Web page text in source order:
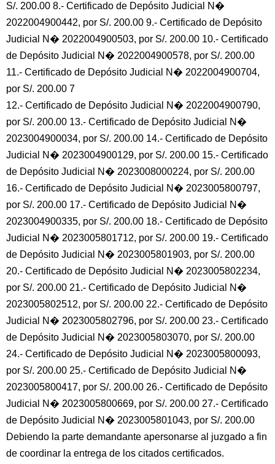
S/. 200.00 8.- Certificado de Depósito Judicial N�
2022004900442, por S/. 200.00 9.- Certificado de Depósito
Judicial N� 2022004900503, por S/. 200.00 10.- Certificado
de Depósito Judicial N� 2022004900578, por S/. 200.00
11.- Certificado de Depósito Judicial N� 2022004900704,
por S/. 200.00 7
12.- Certificado de Depósito Judicial N� 2022004900790,
por S/. 200.00 13.- Certificado de Depósito Judicial N�
2023004900034, por S/. 200.00 14.- Certificado de Depósito
Judicial N� 2023004900129, por S/. 200.00 15.- Certificado
de Depósito Judicial N� 2023008000224, por S/. 200.00
16.- Certificado de Depósito Judicial N� 2023005800797,
por S/. 200.00 17.- Certificado de Depósito Judicial N�
2023004900335, por S/. 200.00 18.- Certificado de Depósito
Judicial N� 2023005801712, por S/. 200.00 19.- Certificado
de Depósito Judicial N� 2023005801903, por S/. 200.00
20.- Certificado de Depósito Judicial N� 2023005802234,
por S/. 200.00 21.- Certificado de Depósito Judicial N�
2023005802512, por S/. 200.00 22.- Certificado de Depósito
Judicial N� 2023005802796, por S/. 200.00 23.- Certificado
de Depósito Judicial N� 2023005803070, por S/. 200.00
24.- Certificado de Depósito Judicial N� 2023005800093,
por S/. 200.00 25.- Certificado de Depósito Judicial N�
2023005800417, por S/. 200.00 26.- Certificado de Depósito
Judicial N� 2023005800669, por S/. 200.00 27.- Certificado
de Depósito Judicial N� 2023005801043, por S/. 200.00
Debiendo la parte demandante apersonarse al juzgado a fin
de coordinar la entrega de los citados certificados.